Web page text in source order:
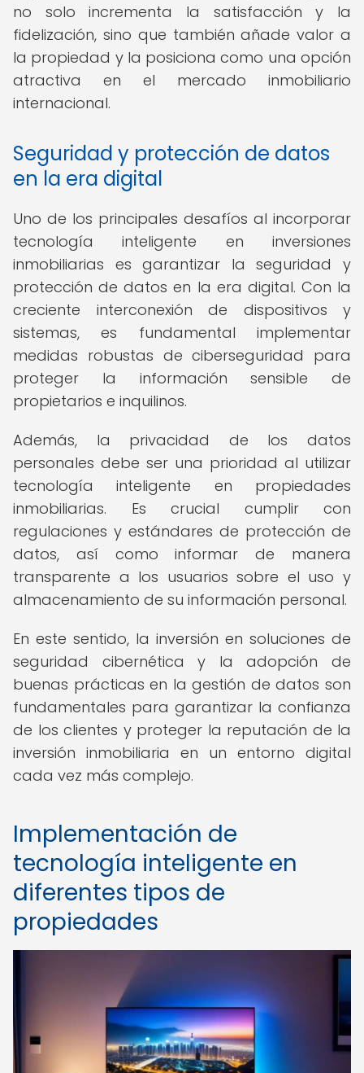
no solo incrementa la satisfacción y la
fidelización, sino que también añade valor a
la propiedad y la posiciona como una opción
atractiva en el mercado inmobiliario
internacional.
Seguridad y protección de datos
en la era digital
Uno de los principales desafíos al incorporar
tecnología inteligente en inversiones
inmobiliarias es garantizar la seguridad y
protección de datos en la era digital. Con la
creciente interconexión de dispositivos y
sistemas, es fundamental implementar
medidas robustas de ciberseguridad para
proteger la información sensible de
propietarios e inquilinos.
Además, la privacidad de los datos
personales debe ser una prioridad al utilizar
tecnología inteligente en propiedades
inmobiliarias. Es crucial cumplir con
regulaciones y estándares de protección de
datos, así como informar de manera
transparente a los usuarios sobre el uso y
almacenamiento de su información personal.
En este sentido, la inversión en soluciones de
seguridad cibernética y la adopción de
buenas prácticas en la gestión de datos son
fundamentales para garantizar la confianza
de los clientes y proteger la reputación de la
inversión inmobiliaria en un entorno digital
cada vez más complejo.
Implementación de
tecnología inteligente en
diferentes tipos de
propiedades